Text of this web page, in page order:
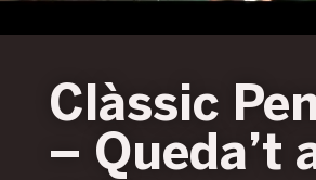
Clàssic
– Queda’t